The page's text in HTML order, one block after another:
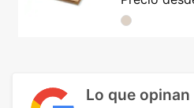
Lo que